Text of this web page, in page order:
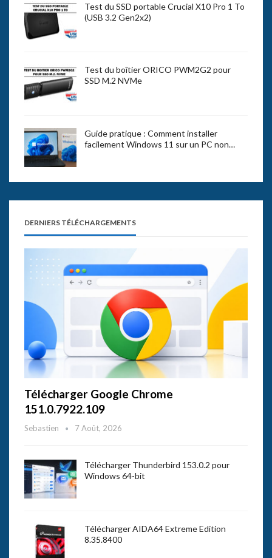
Test du SSD portable Crucial X10 Pro 1 To
(USB 3.2 Gen2x2)
Test du boîtier ORICO PWM2G2 pour
SSD M.2 NVMe
Guide pratique : Comment installer
facilement Windows 11 sur un PC non…
DERNIERS TÉLÉCHARGEMENTS
Télécharger Google Chrome
151.0.7922.109
Sebastien 7 Août, 2026
Télécharger Thunderbird 153.0.2 pour
Windows 64-bit
Télécharger AIDA64 Extreme Edition
8.35.8400